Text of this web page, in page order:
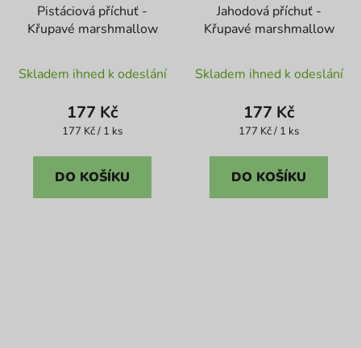
Pistáciová příchuť -
Křupavé marshmallow
Skladem ihned k odeslání
177 Kč
Měrná
177 Kč / 1 ks
DO KOŠÍKU
Jahodová příchuť -
Křupavé marshmallow
Skladem ihned k odeslání
177 Kč
Měrná
177 Kč / 1 ks
DO KOŠÍKU